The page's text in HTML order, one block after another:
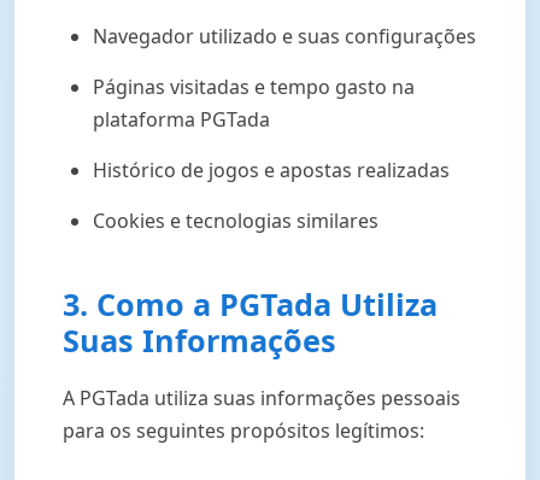
Navegador utilizado e suas configurações
Páginas visitadas e tempo gasto na
plataforma PGTada
Histórico de jogos e apostas realizadas
Cookies e tecnologias similares
3. Como a PGTada Utiliza
Suas Informações
A PGTada utiliza suas informações pessoais
para os seguintes propósitos legítimos: